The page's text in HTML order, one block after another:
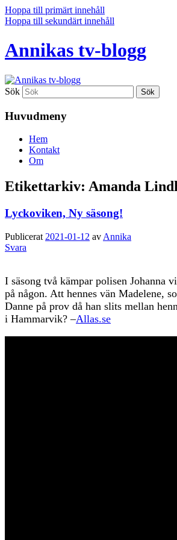
Hoppa till primärt innehåll
Hoppa till sekundärt innehåll
Annikas tv-blogg
Sök
Huvudmeny
Hem
Kontakt
Om
Etikettarkiv: Amanda
Lyckoviken, Ny säsong!
Publicerat 2021-01-12 av Annika
Svara
I säsong två kämpar polisen Johanna
på någon. Att hennes vän Madelene,
Danne på prov då han slits mellan
i Hammarvik? –Allas.se